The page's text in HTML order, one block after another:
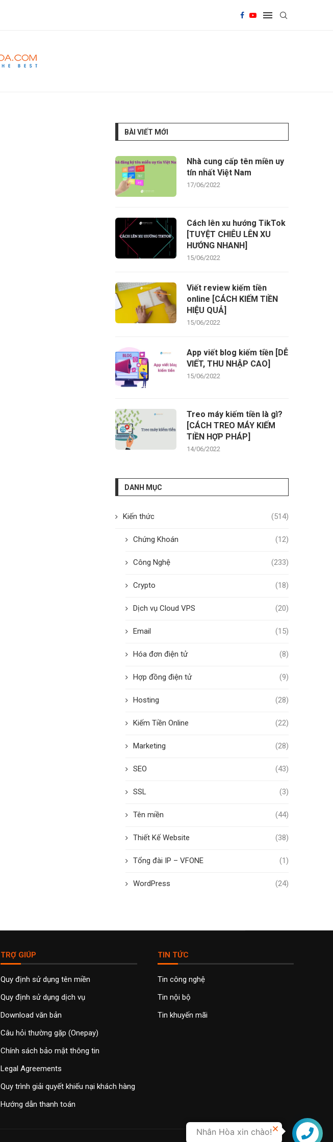
BÀI VIẾT MỚI
Nhà cung cấp tên miền uy
tín nhất Việt Nam
17/06/2022
Cách lên xu hướng TikTok
[TUYỆT CHIÊU LÊN XU
HƯỚNG NHANH]
15/06/2022
Viết review kiếm tiền
online [CÁCH KIẾM TIỀN
HIỆU QUẢ]
15/06/2022
App viết blog kiếm tiền [DỄ
VIẾT, THU NHẬP CAO]
15/06/2022
Treo máy kiếm tiền là gì?
[CÁCH TREO MÁY KIẾM
TIỀN HỢP PHÁP]
14/06/2022
DANH MỤC
Kiến thức (514)
Chứng Khoán (12)
Công Nghệ (233)
Crypto (18)
Dịch vụ Cloud VPS (20)
Email (15)
Hóa đơn điện tử (8)
Hợp đồng điện tử (9)
Hosting (28)
Kiếm Tiền Online (22)
Marketing (28)
SEO (43)
SSL (3)
Tên miền (44)
Thiết Kế Website (38)
Tổng đài IP – VFONE (1)
WordPress (24)
TRỢ GIÚP
Quy định sử dụng tên miền
Quy định sử dụng dịch vụ
Download văn bản
Câu hỏi thường gặp (Onepay)
Chính sách bảo mật thông tin
Legal Agreements
Quy trình giải quyết khiếu nại khách hàng
Hướng dẫn thanh toán
TIN TỨC
Tin công nghệ
Tin nội bộ
Tin khuyến mãi
Nhân Hòa xin chào!